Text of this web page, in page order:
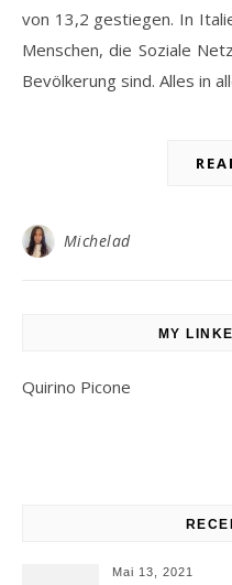
von 13,2 gestiegen. In
Menschen, die Soziale
Bevölkerung sind. Alles in
Michelad
MY
Quirino Picone
Mai 13, 2021